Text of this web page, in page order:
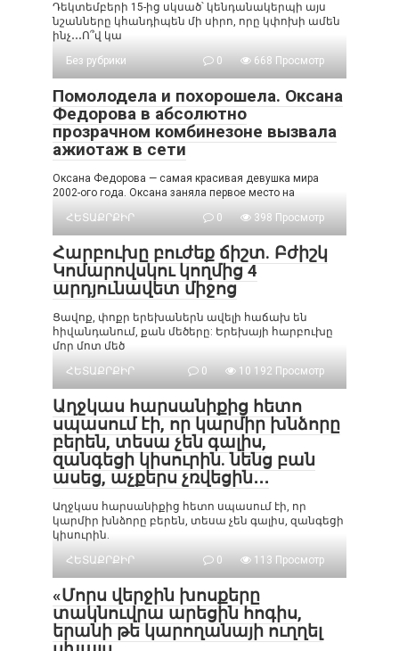
Դեկտեմբերի 15-ից սկսած՝ կենդանակերպի այս
նշանները կհանդիպեն մի սիրո, որը կփոխի ամեն
ինչ․․․Ո՞վ կա
Без рубрики
0 668 Просмотр
Помолодела и похорошела. Оксана
Федорова в абсолютно
прозрачном комбинезоне вызвала
ажиотаж в сети
Оксана Федорова — самая красивая девушка мира
2002-ого года. Оксана заняла первое место на
ՀԵՏԱՔՐՔԻՐ
0 398 Просмотр
Հարբուխը բուժեք ճիշտ. Բժիշկ
Կոմարովսկու կողմից 4
արդյունավետ միջոց
Ցավոք, փոքր երեխաներն ավելի հաճախ են
հիվանդանում, քան մեծերը: Երեխայի հարբուխը
մոր մոտ մեծ
ՀԵՏԱՔՐՔԻՐ
0 10 192 Просмотр
Աղջկաս հարսանիքից հետո
սպասում էի, որ կարմիր խնձորը
բերեն, տեսա չեն գալիս,
զանգեցի կիսուրին. նենց բան
ասեց, աչքերս չռվեցին․․․
Աղջկաս հարսանիքից հետո սպասում էի, որ
կարմիր խնձորը բերեն, տեսա չեն գալիս, զանգեցի
կիսուրին.
ՀԵՏԱՔՐՔԻՐ
0 113 Просмотр
«Մորս վերջին խոսքերը
տակնուվրա արեցին հոգիս,
երանի թե կարողանայի ուղղել